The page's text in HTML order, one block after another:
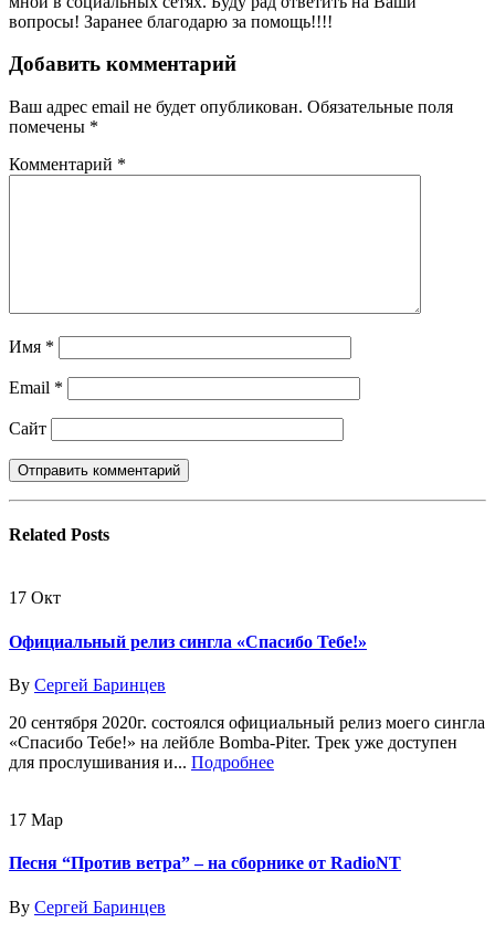
вопросы! Заранее благодарю за помощь!!!!
Добавить комментарий
Ваш адрес email не будет опубликован. Обязательные поля
помечены *
Комментарий *
Имя *
Email *
Сайт
Related Posts
17 Окт
Официальный релиз сингла «Спасибо Тебе!»
By Сергей Баринцев
20 сентября 2020г. состоялся официальный релиз моего сингла
«Спасибо Тебе!» на лейбле Bomba-Piter. Трек уже доступен
для прослушивания и... Подробнее
17 Мар
Песня “Против ветра” – на сборнике от RadioNT
By Сергей Баринцев